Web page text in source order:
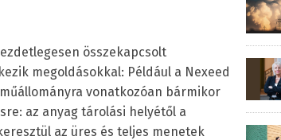
összekapcsolt
megoldásokkal: Például a Nexeed
vonatkozóan bármikor
az anyag tárolási helyétől a
az üres és teljes menetek